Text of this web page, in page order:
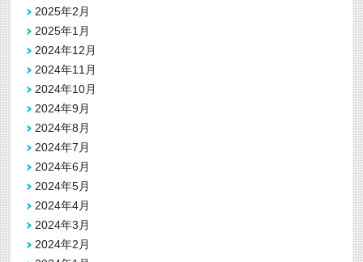
2025年2月
2025年1月
2024年12月
2024年11月
2024年10月
2024年9月
2024年8月
2024年7月
2024年6月
2024年5月
2024年4月
2024年3月
2024年2月